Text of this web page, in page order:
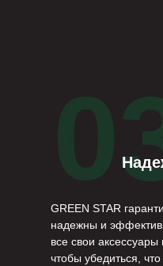
GREEN STAR
надежны и
все свои
чтобы убедиться,